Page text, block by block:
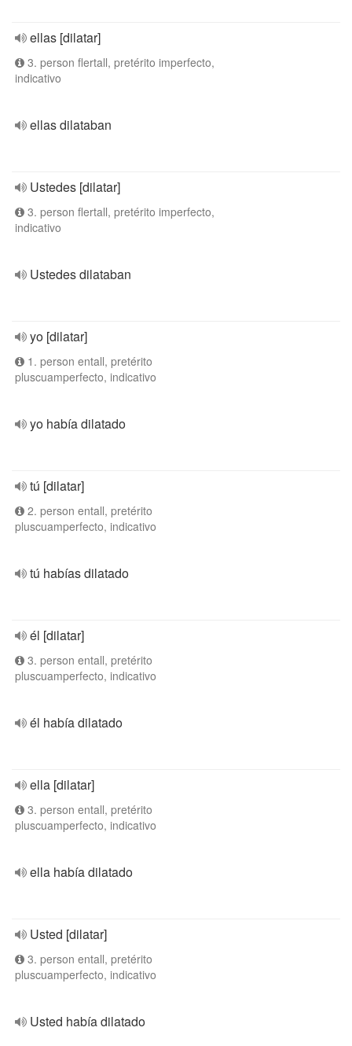
ellas [dilatar]
3. person flertall, pretérito imperfecto,
indicativo
ellas dilataban
Ustedes [dilatar]
3. person flertall, pretérito imperfecto,
indicativo
Ustedes dilataban
yo [dilatar]
1. person entall, pretérito
pluscuamperfecto, indicativo
yo había dilatado
tú [dilatar]
2. person entall, pretérito
pluscuamperfecto, indicativo
tú habías dilatado
él [dilatar]
3. person entall, pretérito
pluscuamperfecto, indicativo
él había dilatado
ella [dilatar]
3. person entall, pretérito
pluscuamperfecto, indicativo
ella había dilatado
Usted [dilatar]
3. person entall, pretérito
pluscuamperfecto, indicativo
Usted había dilatado